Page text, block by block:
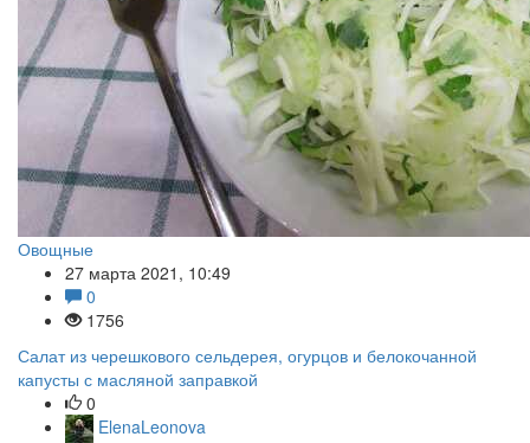
Овощные
27 марта 2021, 10:49
0
1756
Салат из черешкового сельдерея, огурцов и белокочанной
капусты с масляной заправкой
0
ElenaLeonova